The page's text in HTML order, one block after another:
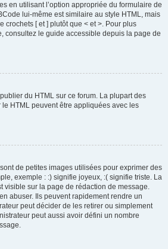
en utilisant l’option appropriée du formulaire de
lui-même est similaire au style HTML, mais
crochets [ et ] plutôt que < et >. Pour plus
consultez le guide accessible depuis la page de
du HTML sur ce forum. La plupart des
HTML peuvent être appliquées avec les
de petites images utilisées pour exprimer des
exemple : :) signifie joyeux, :( signifie triste. La
visible sur la page de rédaction de message.
abuser. Ils peuvent rapidement rendre un
peut décider de les retirer ou simplement
peut aussi avoir défini un nombre